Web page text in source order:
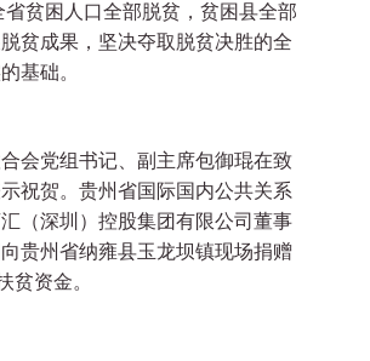
贫困人口全部脱贫，贫困县全部
贫成果，坚决夺取脱贫决胜的全
基础。
会党组书记、副主席包御琨在致
祝贺。贵州省国际国内公共关系
（深圳）控股集团有限公司董事
贵州省纳雍县玉龙坝镇现场捐赠
资金。